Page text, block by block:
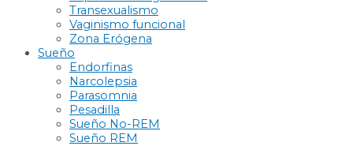
Transexualismo
Vaginismo funcional
Zona Erógena
Sueño
Endorfinas
Narcolepsia
Parasomnia
Pesadilla
Sueño No-REM
Sueño REM